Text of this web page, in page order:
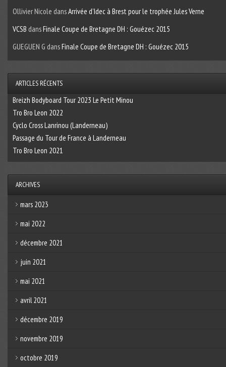
Ollivier Nicole dansArrivée d’Idec à Brest pour le trophée Jules Verne
VCSB dansFinale Coupe de Bretagne DH : Gouézec 2015
GUEGUEN G dansFinale Coupe de Bretagne DH : Gouézec 2015
ARTICLES RÉCENTS
Breizh Bodyboard Tour 2023 Le Petit Minou
Tro Bro Leon 2022
Cyclo Cross Lanrinou (Landerneau)
Passage du Tour de France à Landerneau
Tro Bro Leon 2021
ARCHIVES
mars 2023
mai 2022
décembre 2021
juin 2021
mai 2021
avril 2021
décembre 2019
novembre 2019
octobre 2019